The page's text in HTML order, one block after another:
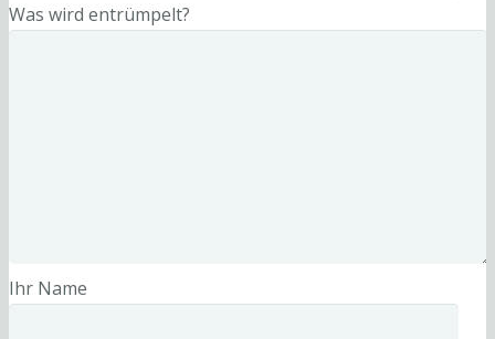
Was wird entrümpelt?
Ihr Name